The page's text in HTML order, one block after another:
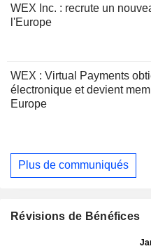
WEX Inc. : recrute un
l'Europe
WEX : Virtual Payments
électronique et devient
Europe
Plus de communiqués
Révisions de Bénéfices